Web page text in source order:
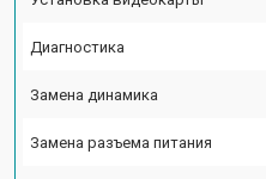
Диагностика
Замена динамика
Замена разъема питания